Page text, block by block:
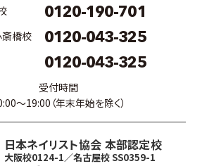
0120-190-701
斎橋校 0120-043-325
0120-043-325
受付時間
〜19:00（年末年始を除く）
日本ネイリスト協会 本部認定校
大阪校0124-1／名古屋校 SS0359-1